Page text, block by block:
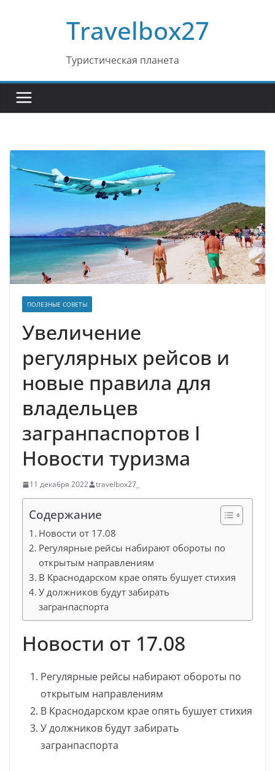
Travelbox27
Туристическая планета
ПОЛЕЗНЫЕ СОВЕТЫ
Увеличение
регулярных рейсов и
новые правила для
владельцев
загранпаспортов ӏ
Новости туризма
11 декабря 2022 travelbox27_
Содержание
Новости от 17.08
Регулярные рейсы набирают обороты по
открытым направлениям
В Краснодарском крае опять бушует стихия
У должников будут забирать
загранпаспорта
Новости от 17.08
Регулярные рейсы набирают обороты по
открытым направлениям
В Краснодарском крае опять бушует стихия
У должников будут забирать
загранпаспорта